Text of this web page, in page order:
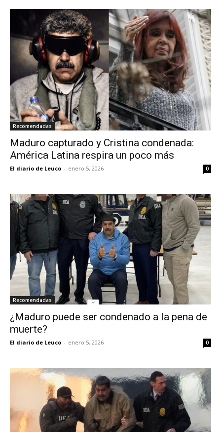
Recomendadas
Maduro capturado y Cristina condenada:
América Latina respira un poco más
El diario de Leuco - enero 5, 2026 0
Recomendadas
¿Maduro puede ser condenado a la pena de
muerte?
El diario de Leuco - enero 5, 2026 0